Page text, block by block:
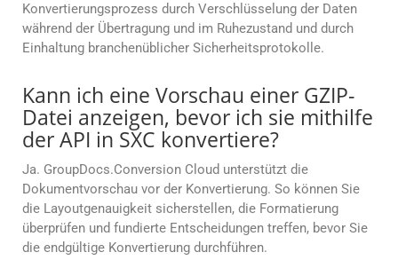
Konvertierungsprozess durch Verschlüsselung der Daten
während der Übertragung und im Ruhezustand und durch
Einhaltung branchenüblicher Sicherheitsprotokolle.
Kann ich eine Vorschau einer GZIP-
Datei anzeigen, bevor ich sie mithilfe
der API in SXC konvertiere?
Ja. GroupDocs.Conversion Cloud unterstützt die
Dokumentvorschau vor der Konvertierung. So können Sie
die Layoutgenauigkeit sicherstellen, die Formatierung
überprüfen und fundierte Entscheidungen treffen, bevor Sie
die endgültige Konvertierung durchführen.